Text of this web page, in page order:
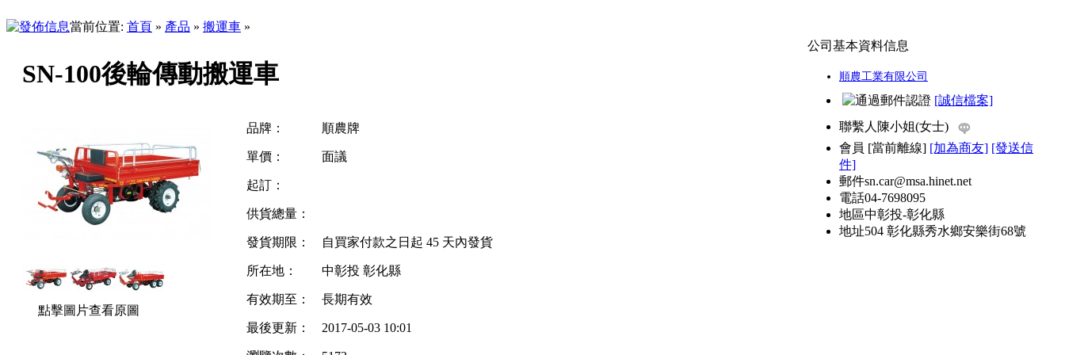
當前位置: 首頁 » 產品 » 搬運車 »
SN-100後輪傳動搬運車
點擊圖片查看原圖
品牌： 順農牌
單價： 面議
起訂：
供貨總量：
發貨期限： 自買家付款之日起 45 天內發貨
所在地： 中彰投 彰化縣
有效期至： 長期有效
最後更新： 2017-05-03 10:01
公司基本資料信息
順農工業有限公司
[誠信檔案]
聯繫人 陳小姐(女士)
會員 [當前離線] [加為商友] [發送信
件]
郵件sn.car@msa.hinet.net
電話04-7698095
地區中彰投-彰化縣
地址504 彰化縣秀水鄉安樂街68號